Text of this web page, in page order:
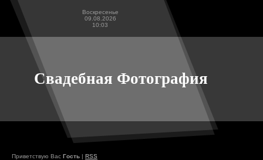
Воскресенье
09.08.2026
10:03
Свадебная Фотография
Приветствую Вас Гость | RSS